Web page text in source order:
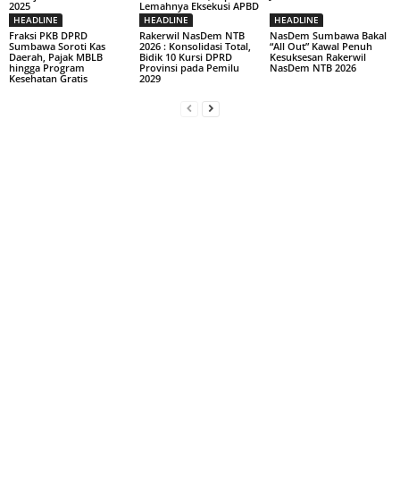
2025
Lemahnya Eksekusi APBD
HEADLINE
Fraksi PKB DPRD
Sumbawa Soroti Kas
Daerah, Pajak MBLB
hingga Program
Kesehatan Gratis
HEADLINE
Rakerwil NasDem NTB
2026 : Konsolidasi Total,
Bidik 10 Kursi DPRD
Provinsi pada Pemilu
2029
HEADLINE
NasDem Sumbawa Bakal
“All Out” Kawal Penuh
Kesuksesan Rakerwil
NasDem NTB 2026